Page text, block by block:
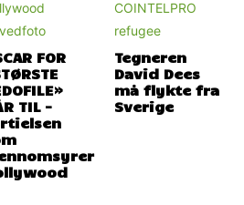
FOR
TIL –
Tegneren
David Dees
må flykte fra
Sverige